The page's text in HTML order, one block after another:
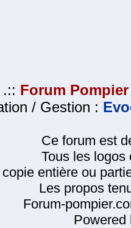
.:: Forum Pompier
/ Gestion :
Ce forum est
Tous les logos
copie entière ou
Les propos
Forum-
Powered